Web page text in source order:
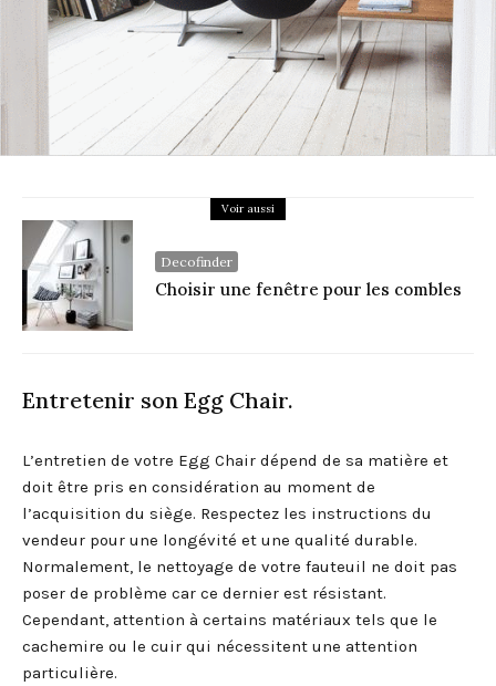
Voir aussi
Decofinder
Choisir une fenêtre pour les combles
Entretenir son Egg Chair.
L’entretien de votre Egg Chair dépend de sa matière et
doit être pris en considération au moment de
l’acquisition du siège. Respectez les instructions du
vendeur pour une longévité et une qualité durable.
Normalement, le nettoyage de votre fauteuil ne doit pas
poser de problème car ce dernier est résistant.
Cependant, attention à certains matériaux tels que le
cachemire ou le cuir qui nécessitent une attention
particulière.